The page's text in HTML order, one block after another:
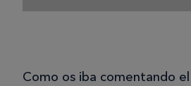
Como os iba comentando